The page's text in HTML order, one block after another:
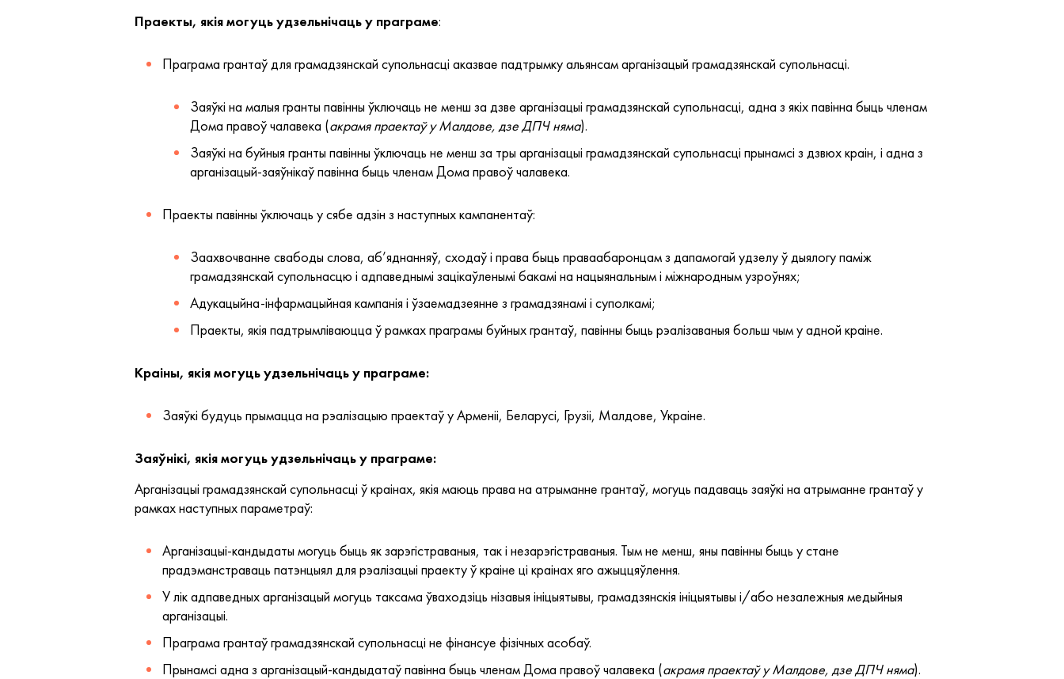
Праекты, якія могуць удзельнічаць у праграме:
Праграма грантаў для грамадзянскай супольнасці аказвае падтрымку альянсам арганізацый грамадзянскай супольнасці.
Заяўкі на малыя гранты павінны ўключаць не менш за дзве арганізацыі грамадзянскай супольнасці, адна з якіх павінна быць членам
Дома правоў чалавека (акрамя праектаў у Малдове, дзе ДПЧ няма).
Заяўкі на буйныя гранты павінны ўключаць не менш за тры арганізацыі грамадзянскай супольнасці прынамсі з дзвюх краін, і адна з
арганізацый-заяўнікаў павінна быць членам Дома правоў чалавека.
Праекты павінны ўключаць у сябе адзін з наступных кампанентаў:
Заахвочванне свабоды слова, аб’яднанняў, сходаў і права быць праваабаронцам з дапамогай удзелу ў дыялогу паміж
грамадзянскай супольнасцю і адпаведнымі зацікаўленымі бакамі на нацыянальным і міжнародным узроўнях;
Адукацыйна-інфармацыйная кампанія і ўзаемадзеянне з грамадзянамі і суполкамі;
Праекты, якія падтрымліваюцца ў рамках праграмы буйных грантаў, павінны быць рэалізаваныя больш чым у адной краіне.
Краіны, якія могуць удзельнічаць у праграме:
Заяўкі будуць прымацца на рэалізацыю праектаў у Арменіі, Беларусі, Грузіі, Малдове, Украіне.
Заяўнікі, якія могуць удзельнічаць у праграме:
Арганізацыі грамадзянскай супольнасці ў краінах, якія маюць права на атрыманне грантаў, могуць падаваць заяўкі на атрыманне грантаў у
рамках наступных параметраў:
Арганізацыі-кандыдаты могуць быць як зарэгістраваныя, так і незарэгістраваныя. Тым не менш, яны павінны быць у стане
прадэманстраваць патэнцыял для рэалізацыі праекту ў краіне ці краінах яго ажыццяўлення.
У лік адпаведных арганізацый могуць таксама ўваходзіць нізавыя ініцыятывы, грамадзянскія ініцыятывы і/або незалежныя медыйныя
арганізацыі.
Праграма грантаў грамадзянскай супольнасці не фінансуе фізічных асобаў.
Прынамсі адна з арганізацый-кандыдатаў павінна быць членам Дома правоў чалавека (акрамя праектаў у Малдове, дзе ДПЧ няма).